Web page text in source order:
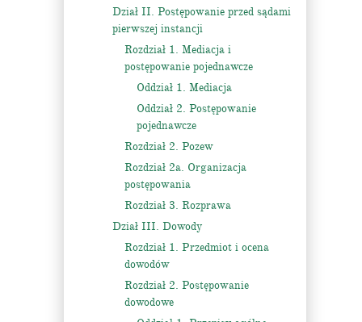
Dział II. Postępowanie przed sądami
pierwszej instancji
Rozdział 1. Mediacja i
postępowanie pojednawcze
Oddział 1. Mediacja
Oddział 2. Postępowanie
pojednawcze
Rozdział 2. Pozew
Rozdział 2a. Organizacja
postępowania
Rozdział 3. Rozprawa
Dział III. Dowody
Rozdział 1. Przedmiot i ocena
dowodów
Rozdział 2. Postępowanie
dowodowe